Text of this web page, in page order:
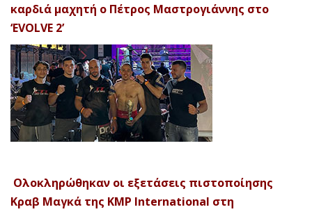
καρδιά μαχητή ο Πέτρος Μαστρογιάννης στο
‘EVOLVE 2’
Ολοκληρώθηκαν οι εξετάσεις πιστοποίησης
Κραβ Μαγκά της KMP International στη